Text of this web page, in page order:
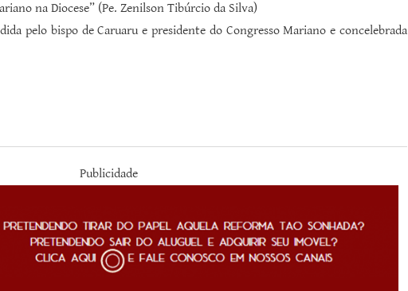
na Diocese” (Pe. Zenilson Tibúrcio da Silva)
pelo bispo de Caruaru e presidente do Congresso Mariano e concelebrada
Publicidade